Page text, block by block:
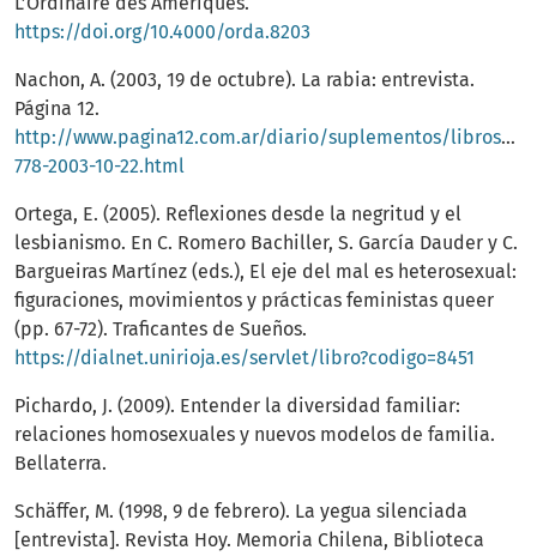
https://doi.org/10.4000/orda.8203
Nachon, A. (2003, 19 de octubre). La rabia: entrevista.
Página 12.
http://www.pagina12.com.ar/diario/suplementos/libros/10-
778-2003-10-22.html
Ortega, E. (2005). Reflexiones desde la negritud y el
lesbianismo. En C. Romero Bachiller, S. García Dauder y C.
Bargueiras Martínez (eds.), El eje del mal es heterosexual:
figuraciones, movimientos y prácticas feministas queer
(pp. 67-72). Traficantes de Sueños.
https://dialnet.unirioja.es/servlet/libro?codigo=8451
Pichardo, J. (2009). Entender la diversidad familiar:
relaciones homosexuales y nuevos modelos de familia.
Bellaterra.
Schäffer, M. (1998, 9 de febrero). La yegua silenciada
[entrevista]. Revista Hoy. Memoria Chilena, Biblioteca